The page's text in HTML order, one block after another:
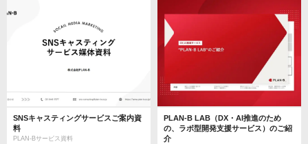
SNSキャスティングサービスご案内資
料
PLAN-Bサービス資料
PLAN-B LAB（DX・AI推進のため
の、ラボ型開発支援サービス）のご紹
介